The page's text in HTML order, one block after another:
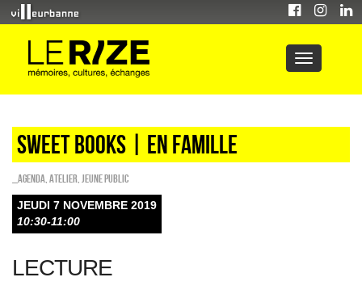
Sweet Books | en famille
_Agenda Atelier Jeune public
JEUDI 7 NOVEMBRE 2019
10:30-11:00
LECTURE